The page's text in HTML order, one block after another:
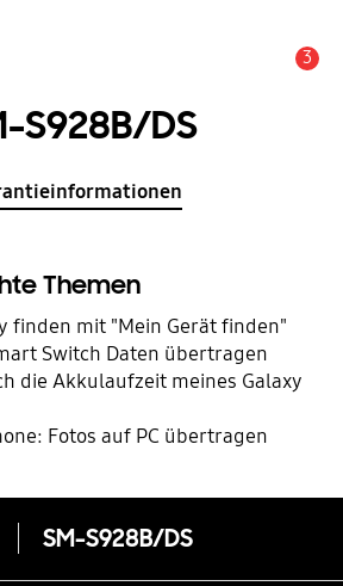
3
S928B/DS
Themen
finden mit "Mein Gerät finden"
Switch Daten übertragen
die Akkulaufzeit meines Galaxy
Fotos auf PC übertragen
SM-S928B/DS